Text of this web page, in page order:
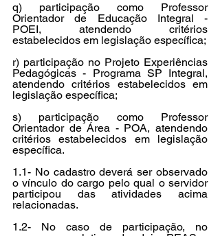
q) participação como Professor
Orientador de Educação Integral -
POEI, atendendo critérios
r) participação no Projeto Experiências
Pedagógicas - Programa SP Integral,
atendendo critérios estabelecidos em
legislação específica;
s) participação como Professor
Orientador de Área - POA, atendendo
critérios estabelecidos em legislação
específica.
1.1- No cadastro deverá ser observado
o vínculo do cargo pelo qual o servidor
participou das atividades acima
relacionadas.
1.2- No caso de participação, no